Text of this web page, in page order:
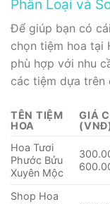
Phân Loại và
Để giúp bạn có
chọn tiệm hoa tại
phù hợp với nhu
các tiệm dựa trên
TÊN TIỆM
HOA
GIÁ
Hoa Tươi
Phước Bửu
Xuyên Mộc
Shop Hoa